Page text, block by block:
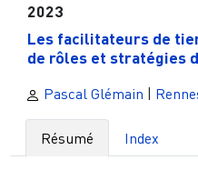
2023
Les facilitateurs de
de rôles et stratégies
Pascal Glémain |
Résumé Index